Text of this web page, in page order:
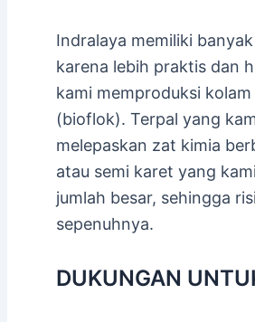
Indralaya memiliki
karena lebih praktis dan
kami memproduksi
(bioflok). Terpal yang
melepaskan zat kimia
atau semi karet yang
jumlah besar, sehingga
sepenuhnya.
DUKUNGAN